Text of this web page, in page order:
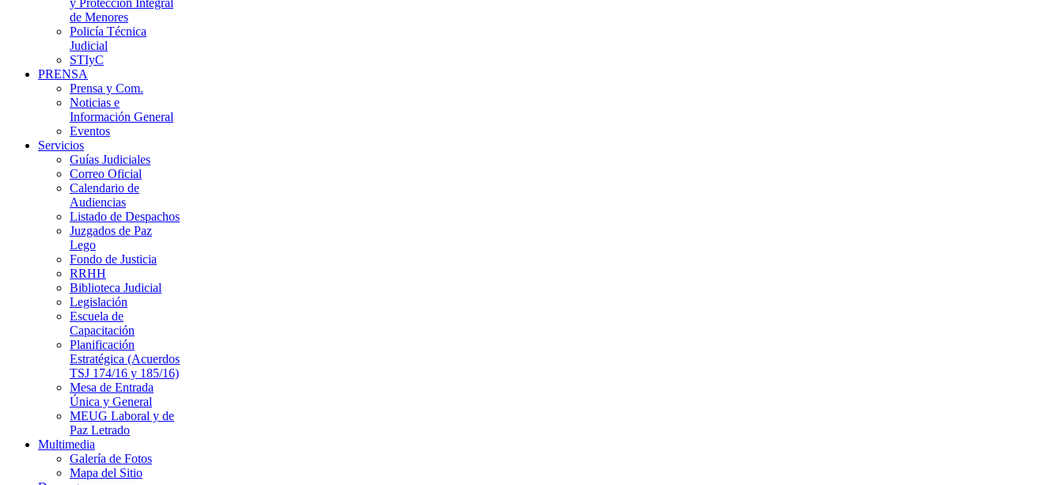
y Protección Integral
de Menores
Policía Técnica
Judicial
STIyC
PRENSA
Prensa y Com.
Noticias e
Información General
Eventos
Servicios
Guías Judiciales
Correo Oficial
Calendario de
Audiencias
Listado de Despachos
Juzgados de Paz
Lego
Fondo de Justicia
RRHH
Biblioteca Judicial
Legislación
Escuela de
Capacitación
Planificación
Estratégica (Acuerdos
TSJ 174/16 y 185/16)
Mesa de Entrada
Única y General
MEUG Laboral y de
Paz Letrado
Multimedia
Galería de Fotos
Mapa del Sitio